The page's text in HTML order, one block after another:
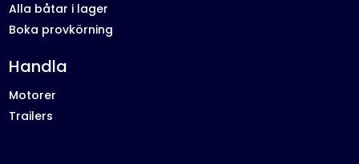
Alla båtar i lager
Boka provkörning
Handla
Motorer
Trailers